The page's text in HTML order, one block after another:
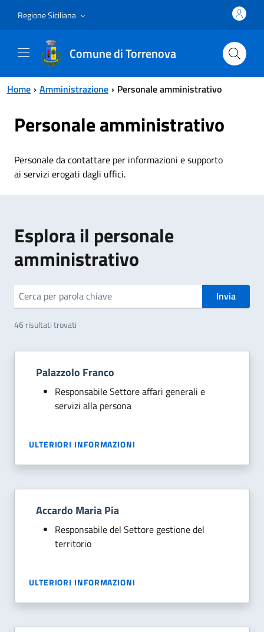
Regione Siciliana
Comune di Torrenova
Home Amministrazione Personale amministrativo
Personale amministrativo
Personale da contattare per informazioni e supporto
ai servizi erogati dagli uffici.
Esplora il personale
amministrativo
Invia
46 risultati trovati
Palazzolo Franco
Responsabile Settore affari generali e
servizi alla persona
ULTERIORI INFORMAZIONI
Accardo Maria Pia
Responsabile del Settore gestione del
territorio
ULTERIORI INFORMAZIONI